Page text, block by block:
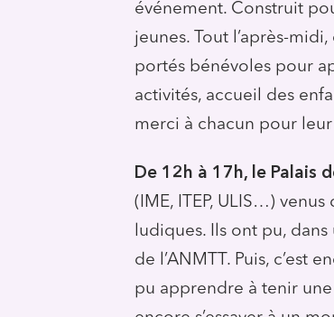
événement. Construit
jeunes. Tout l’après-
portés bénévoles pour
activités, accueil des
merci à chacun pour
De 12h à 17h, le Palais
(IME, ITEP, ULIS…)
ludiques. Ils ont pu,
de l’ANMTT. Puis, c’est
pu apprendre à tenir